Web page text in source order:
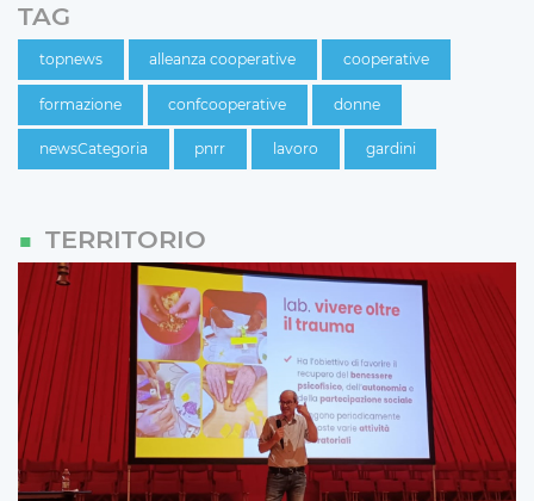
TAG
topnews alleanza cooperative cooperative
formazione confcooperative donne
newsCategoria pnrr lavoro gardini
TERRITORIO